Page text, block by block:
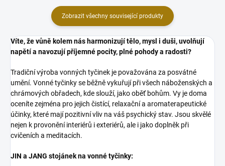
Zobrazit všechny související produkty
Víte, že vůně kolem nás harmonizují tělo, mysl i duši, uvolňují
napětí a navozují příjemné pocity, plné pohody a radosti?
Tradiční výroba vonných tyčinek je považována za posvátné
umění. Vonné tyčinky se běžně vykuřují při všech náboženských a
chrámových obřadech, kde slouží, jako oběť bohům. Vy je doma
oceníte zejména pro jejich čistící, relaxační a aromaterapeutické
účinky, které mají pozitivní vliv na váš psychický stav. Jsou skvělé
nejen k provonění interiérů i exteriérů, ale i jako doplněk při
cvičeních a meditacích.
JIN a JANG stojánek na vonné tyčinky: